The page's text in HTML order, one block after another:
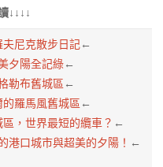
↓↓↓↓
夫尼克散步日記←
夕陽全記綠←
勒布舊城區 ←
的羅馬風舊城區 ←
區，世界最短的纜車？ ←
港口城市與超美的夕陽！ ←